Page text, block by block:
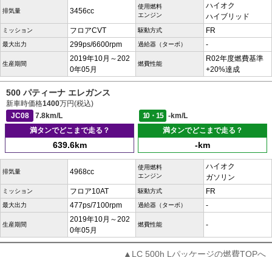
排気量 3456cc
使用燃料
エンジン
ハイオク
ハイブリッド
ミッション フロアCVT 駆動方式 FR
最大出力 299ps/6600rpm 過給器（ターボ） -
生産期間
2019年10月～202
0年05月
燃費性能
R02年度燃費基準
+20%達成
500 パティーナ エレガンス
新車時価格1400万円(税込)
JC08
7.8km/L 10・15
-km/L
満タンでどこまで走る？
639.6km
満タンでどこまで走る？
-km
排気量 4968cc
使用燃料
エンジン
ハイオク
ガソリン
ミッション フロア10AT 駆動方式 FR
最大出力 477ps/7100rpm 過給器（ターボ） -
生産期間
2019年10月～202
0年05月
燃費性能 -
▲LC 500h Lパッケージの燃費TOPへ